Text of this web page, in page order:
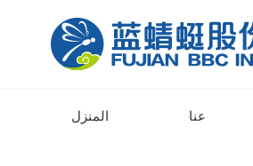
المنزل عنا